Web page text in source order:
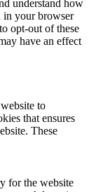
understand how
in your browser
opt-out of these
have an effect
to
that ensures
These
for the website